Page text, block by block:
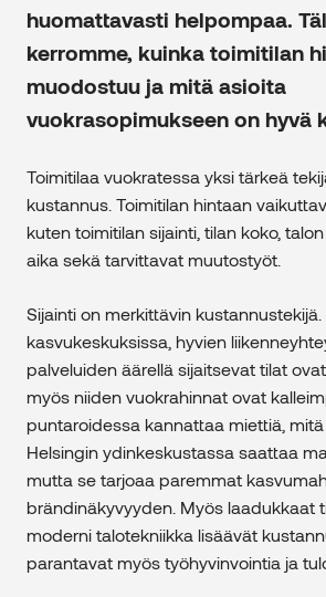
huomattavasti helpompaa.
kerromme, kuinka toimitilan
muodostuu ja mitä asioita
vuokrasopimukseen on hyvä
Toimitilaa vuokratessa yksi tärkeä
kustannus. Toimitilan hintaan
kuten toimitilan sijainti, tilan koko,
aika sekä tarvittavat muutostyöt.
Sijainti on merkittävin
kasvukeskuksissa, hyvien
palveluiden äärellä sijaitsevat tilat
myös niiden vuokrahinnat ovat
puntaroidessa kannattaa miettiä, mitä
Helsingin ydinkeskustassa saattaa
mutta se tarjoaa paremmat
brändinäkyvyyden. Myös laadukkaat
moderni talotekniikka lisäävät
parantavat myös työhyvinvointia ja